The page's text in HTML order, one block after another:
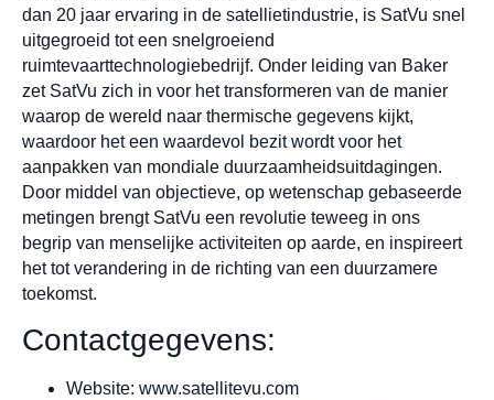
dan 20 jaar ervaring in de satellietindustrie, is SatVu snel
uitgegroeid tot een snelgroeiend
ruimtevaarttechnologiebedrijf. Onder leiding van Baker
zet SatVu zich in voor het transformeren van de manier
waarop de wereld naar thermische gegevens kijkt,
waardoor het een waardevol bezit wordt voor het
aanpakken van mondiale duurzaamheidsuitdagingen.
Door middel van objectieve, op wetenschap gebaseerde
metingen brengt SatVu een revolutie teweeg in ons
begrip van menselijke activiteiten op aarde, en inspireert
het tot verandering in de richting van een duurzamere
toekomst.
Contactgegevens:
Website: www.satellitevu.com